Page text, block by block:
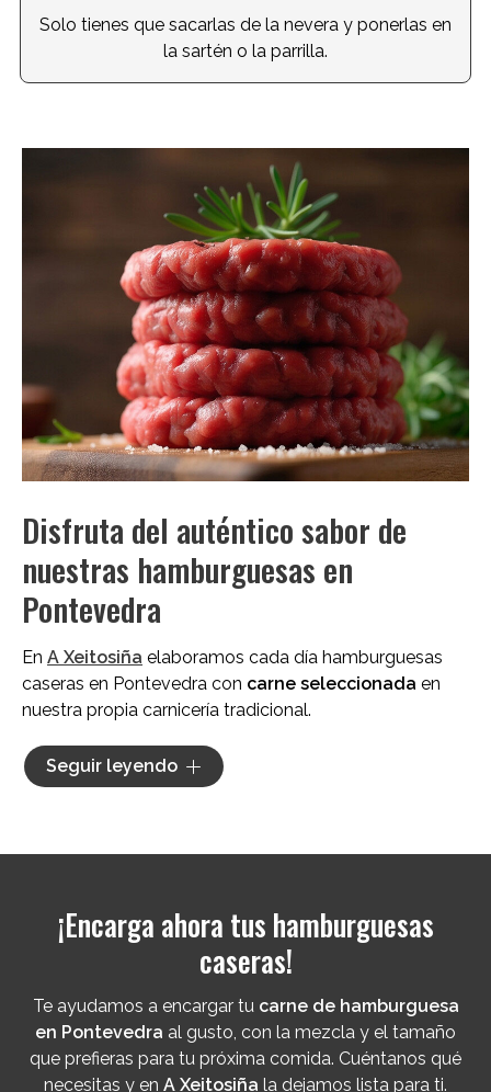
Solo tienes que sacarlas de la nevera y ponerlas en
la sartén o la parrilla.
Disfruta del auténtico sabor de
nuestras hamburguesas en
Pontevedra
En A Xeitosiña elaboramos cada día hamburguesas
caseras en Pontevedra con carne seleccionada en
nuestra propia carnicería tradicional.
Nos encargamos de todo el proceso: escogemos la
pieza, la picamos al punto justo y damos forma a cada
casera en Pontevedrapara sus comidas del día a día
y para las ocasiones especiales.
Seguir leyendo
¡Encarga ahora tus hamburguesas
caseras!
Te ayudamos a encargar tu carne de hamburguesa
en Pontevedra al gusto, con la mezcla y el tamaño
que prefieras para tu próxima comida. Cuéntanos qué
necesitas y en A Xeitosiña la dejamos lista para ti.